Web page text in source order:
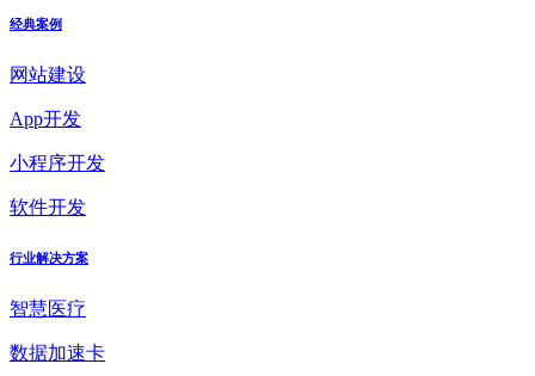
经典案例
网站建设
App开发
小程序开发
软件开发
行业解决方案
智慧医疗
数据加速卡